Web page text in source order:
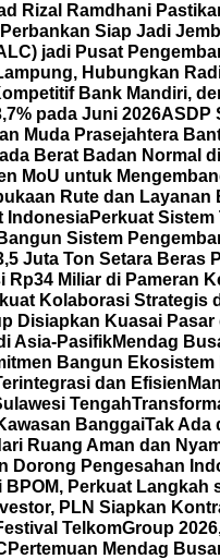
Rizal Ramdhani
Siap Jadi
jadi Pusat
Hubungkan
Bank Mandiri,
pada Juni 2026ASDP
Muda Prasejahtera
Berat Badan Normal
MoU untuk
Rute dan
IndonesiaPerkuat
Sistem
Juta Ton Setara Beras
Miliar di Pameran
Kolaborasi Strategis
Disiapkan Kuasai
Asia-PasifikMendag
Bangun
dan Efisien
Tengah
BanggaiTak Ada
Ruang Aman dan
Dorong Pengesahan
Perkuat Langkah
PLN Siapkan
TelkomGroup
Pertemuan Mendag